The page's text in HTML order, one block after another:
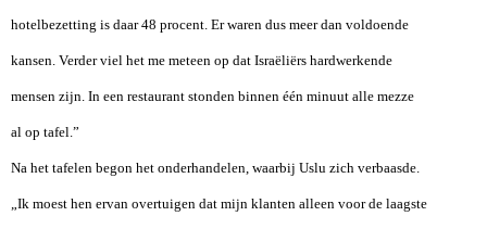
hotelbezetting is daar 48 procent. Er waren dus meer dan voldoende
kansen. Verder viel het me meteen op dat Israëliërs hardwerkende
mensen zijn. In een restaurant stonden binnen één minuut alle mezze
al op tafel.”
Na het tafelen begon het onderhandelen, waarbij Uslu zich verbaasde.
„Ik moest hen ervan overtuigen dat mijn klanten alleen voor de laagste